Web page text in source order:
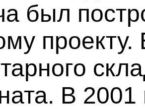
был
В 2001